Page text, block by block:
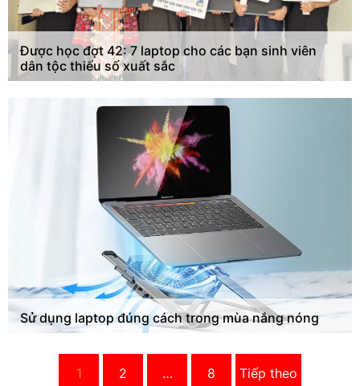
Được học đợt 42: 7 laptop cho các bạn sinh viên
dân tộc thiểu số xuất sắc
Sử dụng laptop đúng cách trong mùa nắng nóng
1 2 … 8 Tiếp theo